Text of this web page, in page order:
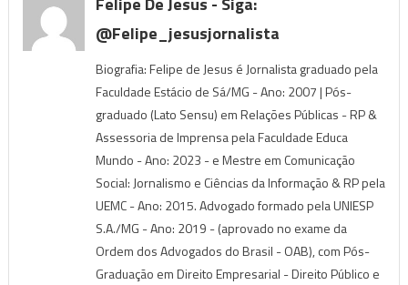
@felipe_jesusjornalista
Biografia: Felipe de Jesus é Jornalista graduado pela
Faculdade Estácio de Sá/MG - Ano: 2007 | Pós-
graduado (Lato Sensu) em Relações Públicas - RP &
Assessoria de Imprensa pela Faculdade Educa
Mundo - Ano: 2023 - e Mestre em Comunicação
Social: Jornalismo e Ciências da Informação & RP pela
UEMC - Ano: 2015. Advogado formado pela UNIESP
S.A./MG - Ano: 2019 - (aprovado no exame da
Ordem dos Advogados do Brasil - OAB), com Pós-
Graduação em Direito Empresarial - Direito Público e